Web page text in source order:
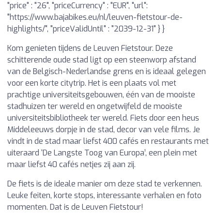
"price" : "26", "priceCurrency" : "EUR", "url":
"https://www.bajabikes.eu/nl/leuven-fietstour-de-
highlights/", "priceValidUntil" : "2039-12-31" } }
Kom genieten tijdens de Leuven Fietstour. Deze
schitterende oude stad ligt op een steenworp afstand
van de Belgisch-Nederlandse grens en is ideaal gelegen
voor een korte citytrip. Het is een plaats vol met
prachtige universiteitsgebouwen, één van de mooiste
stadhuizen ter wereld en ongetwijfeld de mooiste
universiteitsbibliotheek ter wereld. Fiets door een heus
Middeleeuws dorpje in de stad, decor van vele films. Je
vindt in de stad maar liefst 400 cafés en restaurants met
uiteraard ‘De Langste Toog van Europa’, een plein met
maar liefst 40 cafés netjes zij aan zij.
De fiets is de ideale manier om deze stad te verkennen.
Leuke feiten, korte stops, interessante verhalen en foto
momenten. Dat is de Leuven Fietstour!